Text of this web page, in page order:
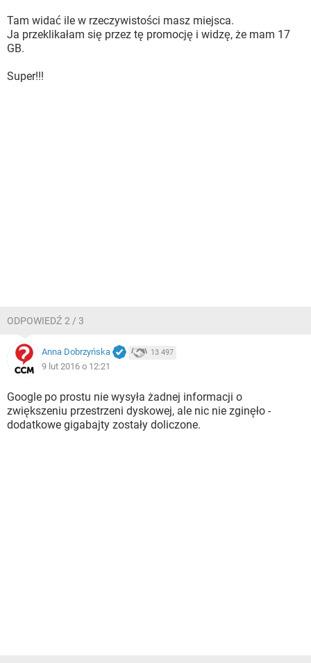
Tam widać ile w rzeczywistości masz miejsca.
Ja przeklikałam się przez tę promocję i widzę, że mam 17
GB.
Super!!!
ODPOWIEDŹ 2 / 3
Anna Dobrzyńska 13 497
9 lut 2016 o 12:21
Google po prostu nie wysyła żadnej informacji o
zwiększeniu przestrzeni dyskowej, ale nic nie zginęło -
dodatkowe gigabajty zostały doliczone.